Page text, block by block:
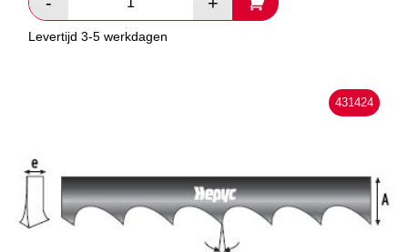
Levertijd 3-5 werkdagen
431424